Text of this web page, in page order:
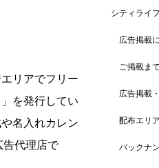
リアでフリー
を発行してい
名入れカレン
告代理店で
シティライ
広告掲載
ご掲載ま
広告掲載
配布エリア
バックナ